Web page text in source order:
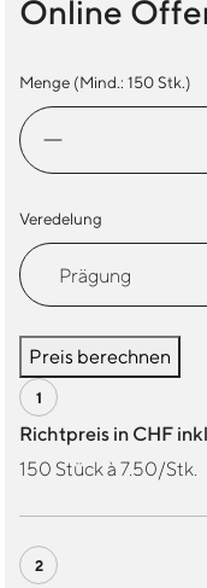
Online
Menge (Mind.: 150Stk.)
Kofferanhänger
Apfelleder
Veredelung
Preis berechnen
Richtpreis in CHF
150 Stück à 7.50/Stk.